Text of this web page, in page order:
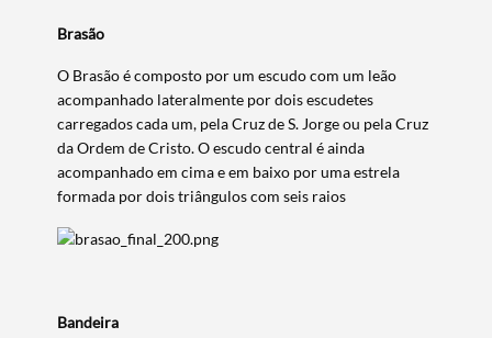
Brasão​
O Brasão é composto por um escudo com um leão
acompanhado lateralmente por dois escudetes
carregados cada um, pela Cruz de S. Jorge ou pela Cruz
da Ordem de Cristo. O escudo central é ainda
acompanhado em cima e em baixo por uma estrela
formada por dois triângulos com seis raios
Bandeira